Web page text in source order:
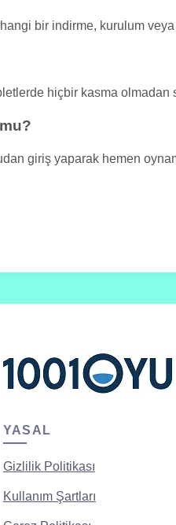
bir indirme, kurulum
hiçbir kasma olmadan
giriş yaparak hemen
YASAL
Gizlilik Politikası
Kullanım Şartları